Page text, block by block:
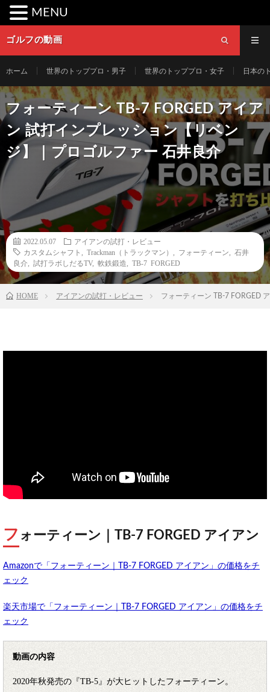
ゴルフの動画
ホーム 世界のトッププロ・男子 世界のトッププロ・女子 日本の
フォーティーン TB-7 FORGED アイア
ン 試打インプレッション【リベン
ジ】｜プロゴルファー 石井良介
2022.05.07
アイアンの試打・レビュー
カスタムシャフト
Trackman（トラックマン） フォーティーン
石井
良介
試打ラボしだるTV, 軟鉄鍛造 TB-7 FORGED
HOME アイアンの試打・レビュー フォーティーン TB-7 FORGED
フ ォーティーン｜TB-7 FORGED アイアン
Amazonで「フォーティーン｜TB-7 FORGED アイアン」の価格をチ
ェック
楽天市場で「フォーティーン｜TB-7 FORGED アイアン」の価格をチ
ェック
動画の内容
2020年秋発売の『TB-5』が大ヒットしたフォーティーン。
MENU